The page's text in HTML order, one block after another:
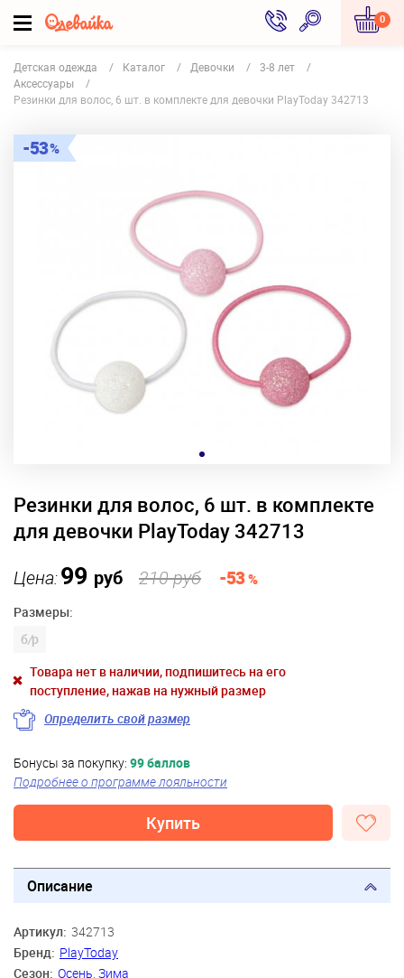
0
Детская одежда Каталог Девочки
3-8 лет
Аксессуары
Резинки для волос, 6 шт. в комплекте для девочки PlayToday 342713
53
Резинки для волос, 6 шт. в комплекте
для девочки PlayToday 342713
Цена:99 руб 210 руб -53%
Размеры:
б/р
Товара нет в наличии, подпишитесь на его
поступление, нажав на нужный размер
Определить свой размер
Бонусы за покупку: 99 баллов
Подробнее о программе лояльности
Купить
Описание
Артикул: 342713
Бренд: PlayToday
Сезон: Осень, Зима